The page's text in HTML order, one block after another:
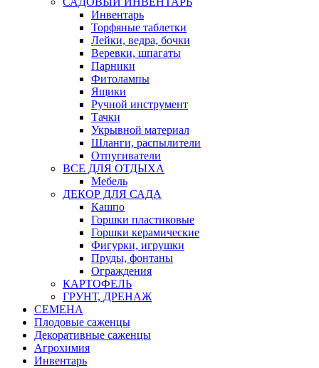
Инвентарь
Торфяные таблетки
Лейки, ведра, бочки
Веревки, шпагаты
Парники
Фитолампы
Ящики
Ручной инструмент
Тачки
Укрывной материал
Шланги, распылители
Отпугиватели
ВСЕ ДЛЯ ОТДЫХА
Мебель
ДЕКОР ДЛЯ САДА
Кашпо
Горшки пластиковые
Горшки керамические
Фигурки, игрушки
Пруды, фонтаны
Ограждения
КАРТОФЕЛЬ
ГРУНТ, ДРЕНАЖ
СЕМЕНА
Плодовые саженцы
Декоративные саженцы
Агрохимия
Инвентарь